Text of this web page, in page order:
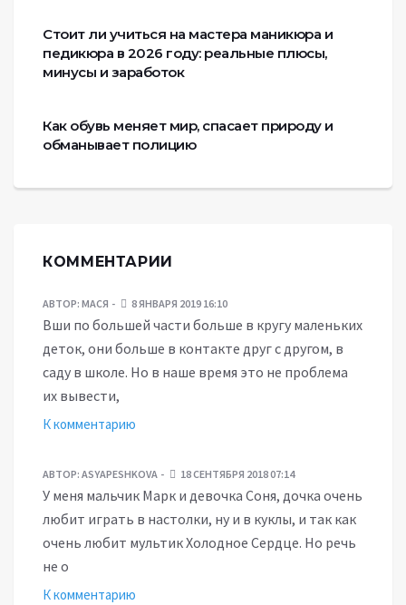
Стоит ли учиться на мастера маникюра и
педикюра в 2026 году: реальные плюсы,
минусы и заработок
Как обувь меняет мир, спасает природу и
обманывает полицию
КОММЕНТАРИИ
АВТОР: МАСЯ 8 ЯНВАРЯ 2019 16:10
Вши по большей части больше в кругу маленьких
деток, они больше в контакте друг с другом, в
саду в школе. Но в наше время это не проблема
их вывести,
К комментарию
АВТОР: ASYAPESHKOVA 18 СЕНТЯБРЯ 2018 07:14
У меня мальчик Марк и девочка Соня, дочка очень
любит играть в настолки, ну и в куклы, и так как
очень любит мультик Холодное Сердце. Но речь
не о
К комментарию